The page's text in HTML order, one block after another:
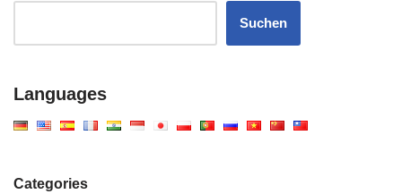
Suchen
Languages
Categories